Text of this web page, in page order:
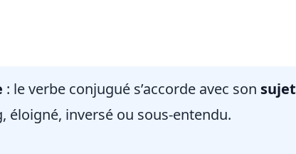
: le verbe conjugué s’accorde avec son sujet
éloigné, inversé ou sous-entendu.